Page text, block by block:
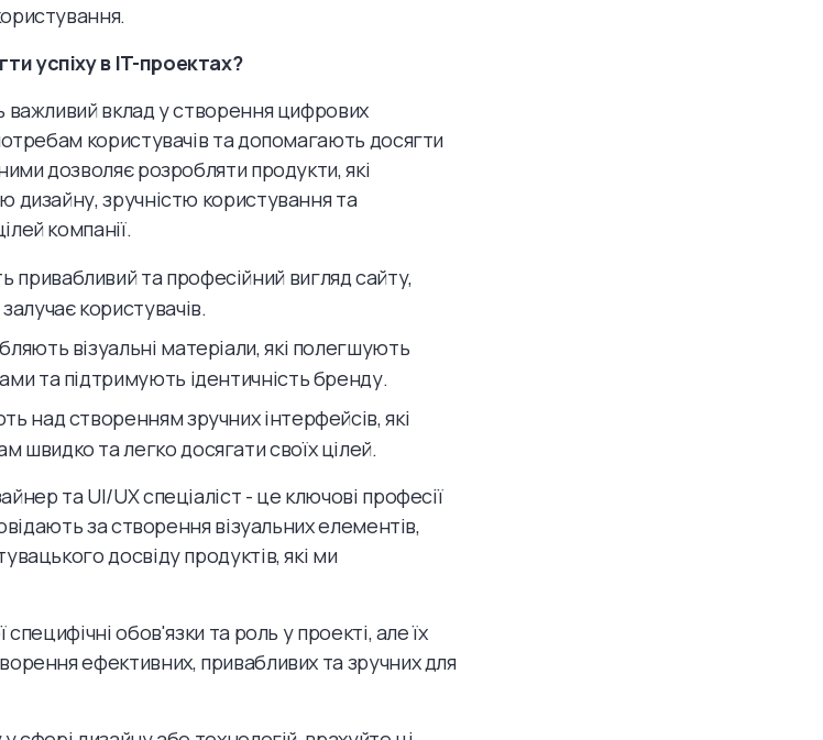
успіху в IT-проектах?
важливий вклад у створення цифрових
користувачів та допомагають досягти
дозволяє розробляти продукти, які
дизайну, зручністю користування та
компанії.
та професійний вигляд сайту,
користувачів.
візуальні матеріали, які полегшують
та підтримують ідентичність бренду.
над створенням зручних інтерфейсів, які
швидко та легко досягати своїх цілей.
та UI/UX спеціаліст - це ключові професії
за створення візуальних елементів,
досвіду продуктів, які ми
обов'язки та роль у проекті, але їх
ефективних, привабливих та зручних для